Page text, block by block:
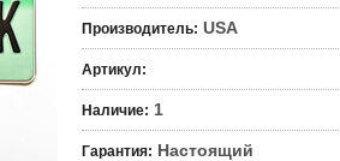
Производитель: USA
Артикул:
Наличие: 1
Гарантия: Настоящий